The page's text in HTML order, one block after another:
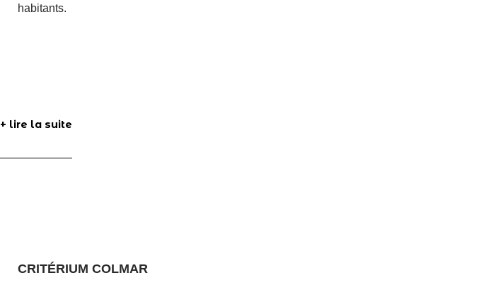
habitants.
+ lire la suite
CRITÉRIUM COLMAR